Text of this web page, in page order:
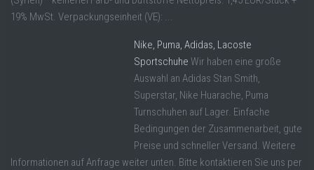
19% MwSt. Verpackungseinheit (VE): ...
Nike, Puma, Adidas, Lacoste
Sportschuhe Wir haben eine große
Auswahl an Adidas Stan Smith,
Superstar, Nike Huarache, Puma
Turnschuhen auf Lager. Einfache
Bedingungen der Zusammenarbeit, gute
Preise und schneller Versand. Weitere
Informationen auf Anfrage weiter unten. Bitte kontaktieren Sie uns per